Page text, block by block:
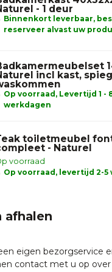
- 1 deur
Binnenkort leverbaar,
reserveer alvast uw
incl kast,
Op voorraad, Levertijd 1 -
werkdagen
toiletmeubel
- Naturel
voorraad
Op voorraad, levertijd 2-5
afhalen
eigen bezorgservice
contact met u op